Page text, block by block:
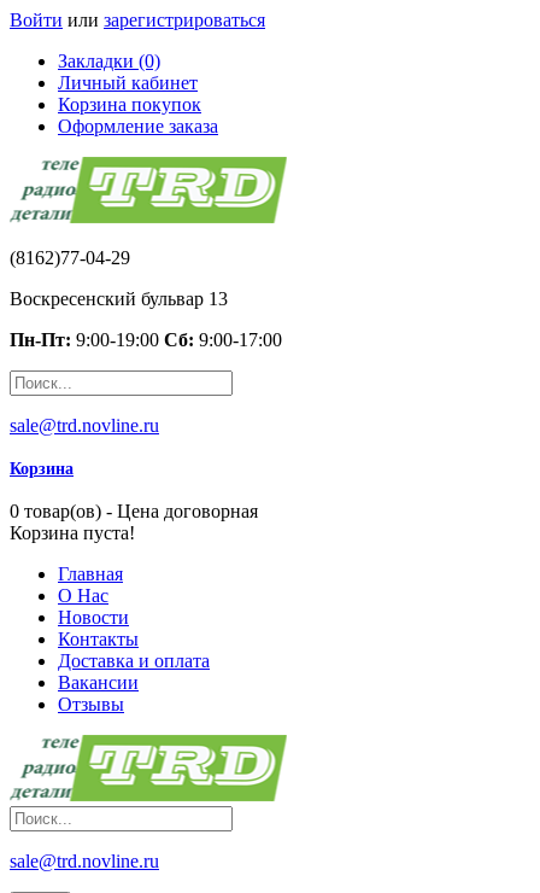
Войти или зарегистрироваться
Закладки (0)
Личный кабинет
Корзина покупок
Оформление заказа
(8162)77-04-29
Воскресенский бульвар 13
Пн-Пт: 9:00-19:00 Сб: 9:00-17:00
sale@trd.novline.ru
Корзина
0 товар(ов) - Цена договорная
Корзина пуста!
Главная
О Нас
Новости
Контакты
Доставка и оплата
Вакансии
Отзывы
sale@trd.novline.ru